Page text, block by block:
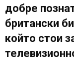
добре
британски
който стои